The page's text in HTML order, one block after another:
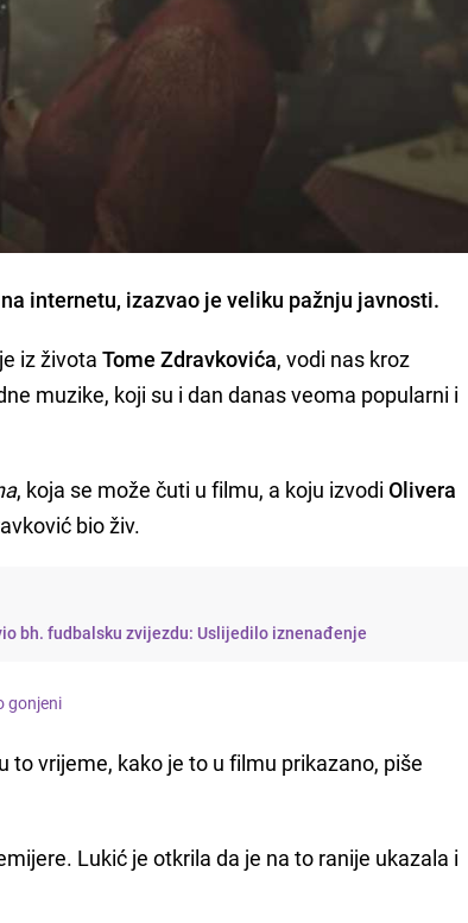
internetu, izazvao je veliku pažnju javnosti.
iz životaTome Zdravkovića, vodi nas kroz
muzike, koji su i dan danas veoma popularni i
, koja se može čuti u filmu, a koju izvodiOlivera
bio živ.
bh. fudbalsku zvijezdu: Uslijedilo iznenađenje
gonjeni
vrijeme, kako je to u filmu prikazano, piše
Lukić je otkrila da je na to ranije ukazala i